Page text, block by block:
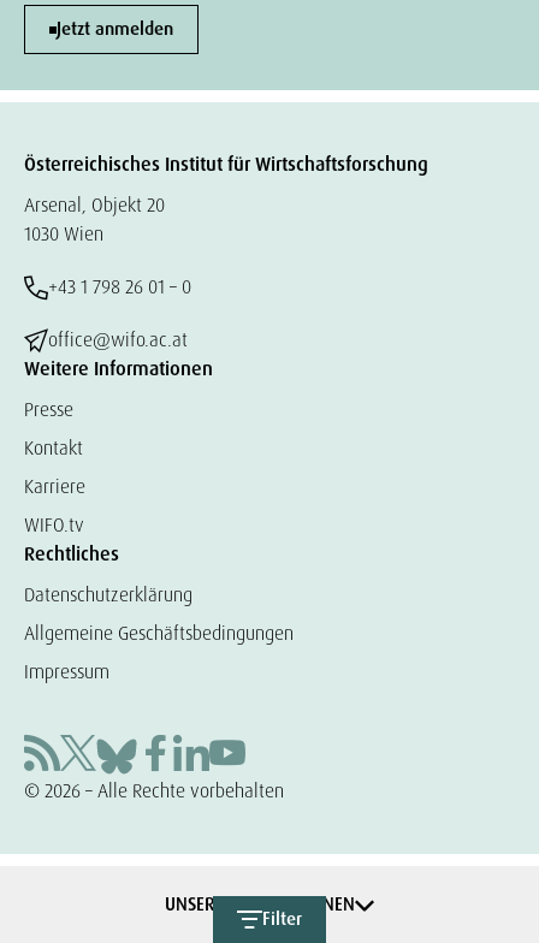
Filter
Jetzt anmelden
Österreichisches Institut für Wirtschaftsforschung
Arsenal, Objekt 20
1030 Wien
+43 1 798 26 01 – 0
office@wifo.ac.at
Weitere Informationen
Presse
Kontakt
Karriere
WIFO.tv
Rechtliches
Datenschutzerklärung
Allgemeine Geschäftsbedingungen
Impressum
© 2026 – Alle Rechte vorbehalten
UNSERE KOOPERATIONEN